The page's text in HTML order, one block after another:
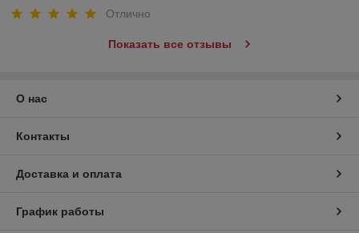
Отлично
Показать все отзывы
О нас
Контакты
Доставка и оплата
График работы